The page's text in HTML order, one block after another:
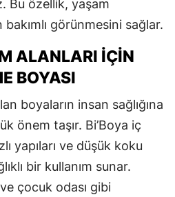
Bu özellik, yaşam
bakımlı görünmesini sağlar.
ALANLARI İÇIN
BOYASI
boyaların insan sağlığına
önem taşır. Bi’Boya iç
yapıları ve düşük koku
bir kullanım sunar.
çocuk odası gibi